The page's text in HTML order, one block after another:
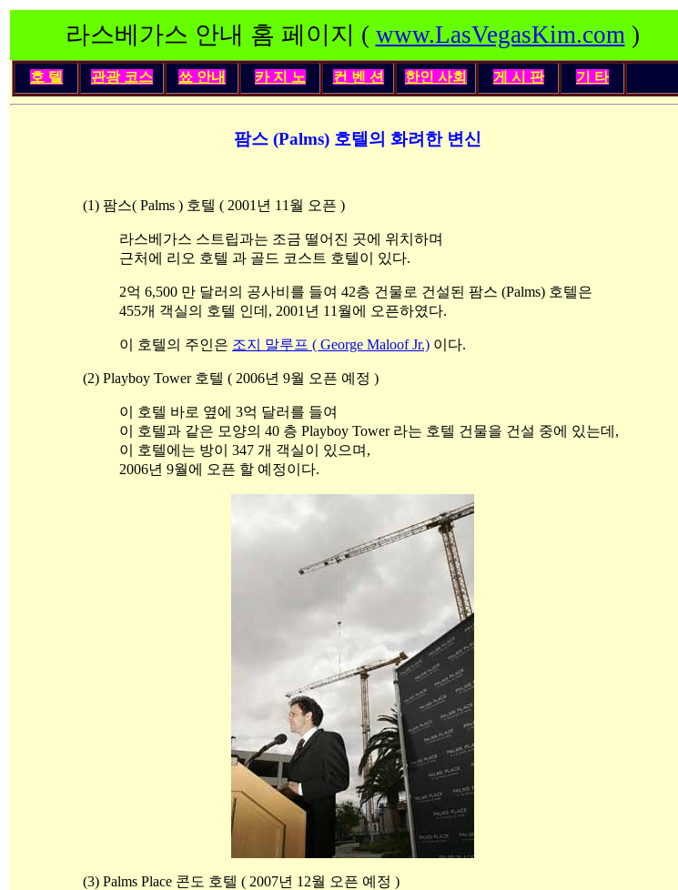
라스베가스 안내 홈 페이지 ( www.LasVegasKim.com)
호 텔 관광 코스 쑈 안내 카 지 노 컨 벤 션 한인 사회 게 시 판 기 타
팜스 (Palms) 호텔의 화려한 변신
(1) 팜스( Palms ) 호텔 ( 2001년 11월 오픈 )
라스베가스 스트립과는 조금 떨어진 곳에 위치하며
근처에 리오 호텔 과 골드 코스트 호텔이 있다.
2억 6,500 만 달러의 공사비를 들여 42층 건물로 건설된 팜스 (Palms) 호텔은
455개 객실의 호텔 인데, 2001년 11월에 오픈하였다.
이 호텔의 주인은 조지 말루프 ( George Maloof Jr.) 이다.
(2) Playboy Tower 호텔 ( 2006년 9월 오픈 예정 )
이 호텔 바로 옆에 3억 달러를 들여
이 호텔과 같은 모양의 40 층 Playboy Tower 라는 호텔 건물을 건설 중에 있는데,
이 호텔에는 방이 347 개 객실이 있으며,
2006년 9월에 오픈 할 예정이다.
(3) Palms Place 콘도 호텔 ( 2007년 12월 오픈 예정 )